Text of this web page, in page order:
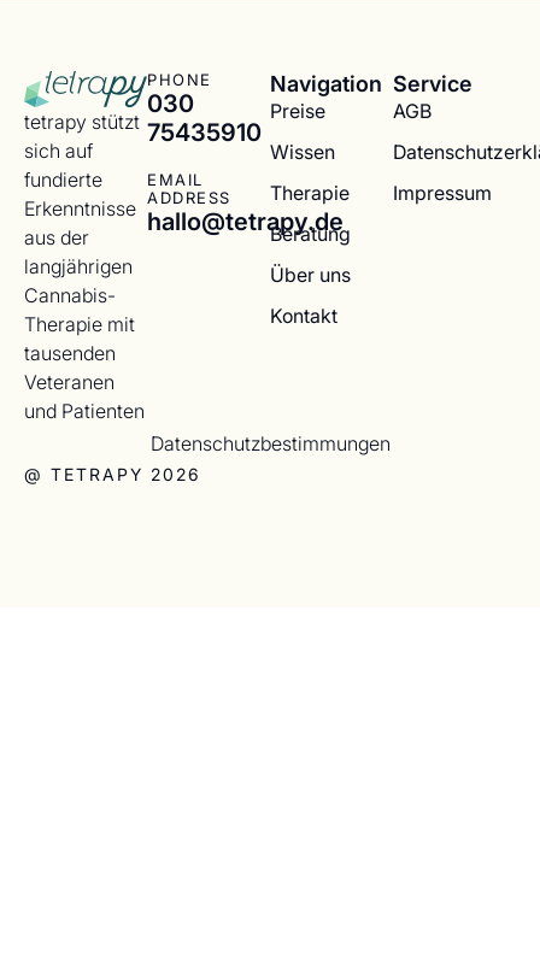
tetrapy stützt
sich auf
fundierte
Erkenntnisse
aus der
langjährigen
Cannabis-
Therapie mit
tausenden
Veteranen
und Patienten
PHONE
030
75435910
EMAIL
ADDRESS
hallo@tetrapy.de
Navigation
Preise
Wissen
Therapie
Beratung
Über uns
Kontakt
Service
AGB
Impressum
@ TETRAPY 2026
Datenschutzbestimmungen